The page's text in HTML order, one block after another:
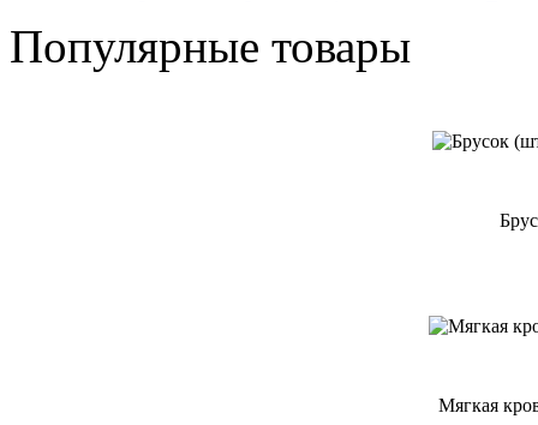
Популярные товары
Мягкая